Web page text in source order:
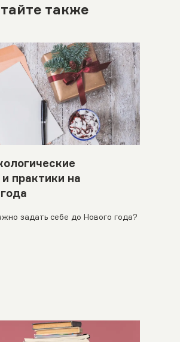
также
практики на
задать себе до Нового года?